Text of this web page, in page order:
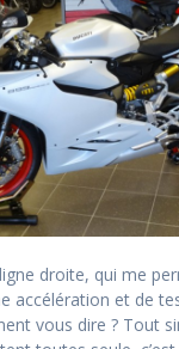
droite, qui me
accélération et de
vous dire ? Tout